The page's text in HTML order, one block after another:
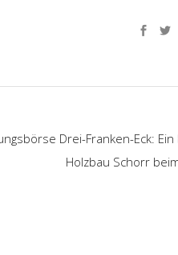
Drei-Franken-Eck:
Holzbau Schorr